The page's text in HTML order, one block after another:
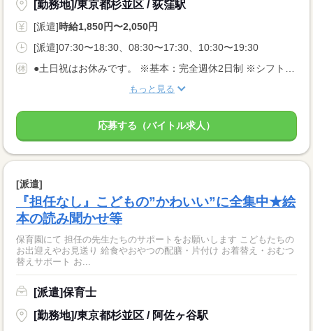
[勤務地]/東京都杉並区 / 荻窪駅
[派遣]時給1,850円〜2,050円
[派遣]07:30〜18:30、08:30〜17:30、10:30〜19:30
もっと見る
応募する（バイトル求人）
[派遣]
『担任なし』こどもの”かわいい”に全集中★絵
本の読み聞かせ等
保育園にて 担任の先生たちのサポートをお願いします こどもたちの
お出迎えやお見送り 給食やおやつの配膳・片付け お着替え・おむつ
替えサポート お...
[派遣]保育士
[勤務地]/東京都杉並区 / 阿佐ヶ谷駅